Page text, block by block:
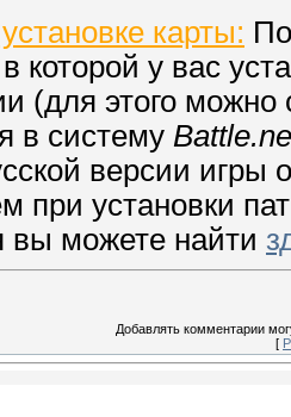
карты:
которой у вас
(для этого можно
в систему
версии игры
при установки
можете найти
Добавлять комментарии
[